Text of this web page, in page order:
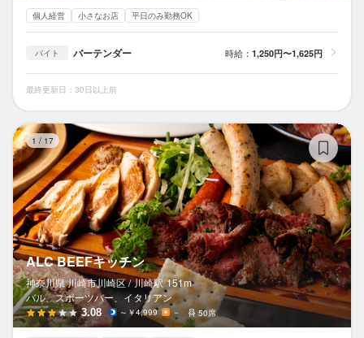
個人経営 小さなお店 平日のみ勤務OK
バイト バーテンダー 時給： 1,250円〜1,625円
最終更新日：30日以上前
1 / 17
ALC BEEFキッチン
神奈川県 川崎市川崎区 / 川崎駅 151m
バル、スポーツバー、イタリアン
3.08 ～￥4,999 － 50席